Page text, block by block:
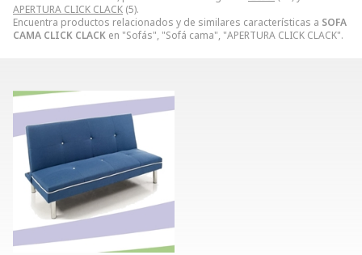
APERTURA CLICK CLACK (5).
Encuentra productos relacionados y de similares características a SOFA
CAMA CLICK CLACK en "Sofás", "Sofá cama", "APERTURA CLICK CLACK".